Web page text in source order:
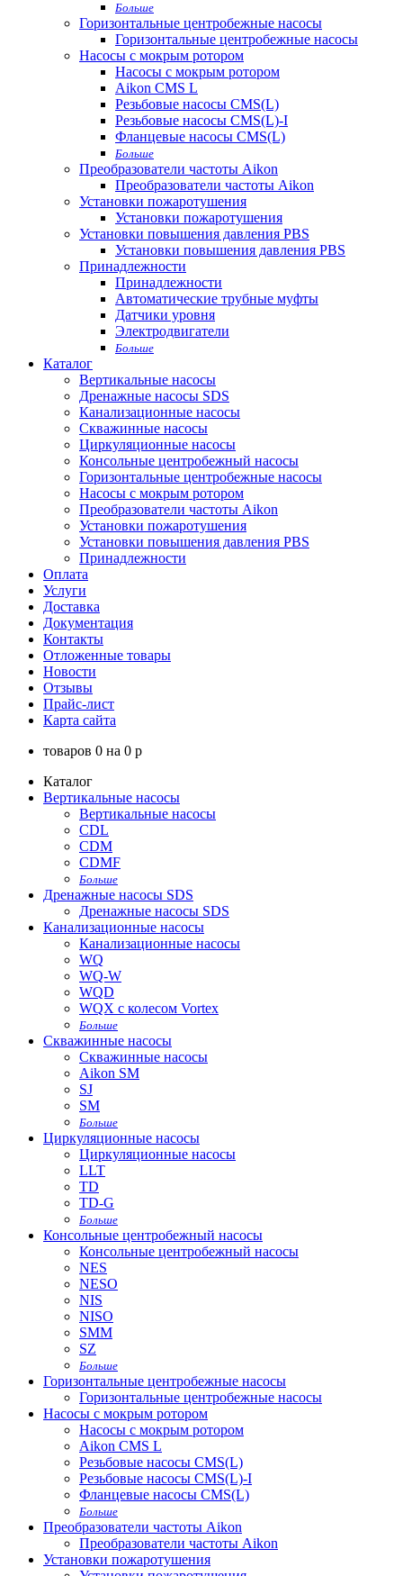
Больше
Горизонтальные центробежные насосы
Горизонтальные центробежные насосы
Насосы с мокрым ротором
Насосы с мокрым ротором
Aikon CMS L
Резьбовые насосы CMS(L)
Резьбовые насосы CMS(L)-I
Фланцевые насосы CMS(L)
Больше
Преобразователи частоты Aikon
Преобразователи частоты Aikon
Установки пожаротушения
Установки пожаротушения
Установки повышения давления PBS
Установки повышения давления PBS
Принадлежности
Принадлежности
Автоматические трубные муфты
Датчики уровня
Электродвигатели
Больше
Каталог
Вертикальные насосы
Дренажные насосы SDS
Канализационные насосы
Скважинные насосы
Циркуляционные насосы
Консольные центробежный насосы
Горизонтальные центробежные насосы
Насосы с мокрым ротором
Преобразователи частоты Aikon
Установки пожаротушения
Установки повышения давления PBS
Принадлежности
Оплата
Услуги
Доставка
Документация
Контакты
Отложенные товары
Новости
Отзывы
Прайс-лист
Карта сайта
товаров 0 на 0 p
Каталог
Вертикальные насосы
Вертикальные насосы
CDL
CDM
CDMF
Больше
Дренажные насосы SDS
Дренажные насосы SDS
Канализационные насосы
Канализационные насосы
WQ
WQ-W
WQD
WQX с колесом Vortex
Больше
Скважинные насосы
Скважинные насосы
Aikon SM
SJ
SM
Больше
Циркуляционные насосы
Циркуляционные насосы
LLT
TD
TD-G
Больше
Консольные центробежный насосы
Консольные центробежный насосы
NES
NESO
NIS
NISO
SMM
SZ
Больше
Горизонтальные центробежные насосы
Горизонтальные центробежные насосы
Насосы с мокрым ротором
Насосы с мокрым ротором
Aikon CMS L
Резьбовые насосы CMS(L)
Резьбовые насосы CMS(L)-I
Фланцевые насосы CMS(L)
Больше
Преобразователи частоты Aikon
Преобразователи частоты Aikon
Установки пожаротушения